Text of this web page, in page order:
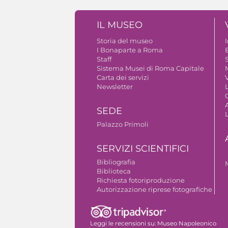
IL MUSEO
Storia del museo
I Bonaparte a Roma
Staff
Sistema Musei di Roma Capitale
Carta dei servizi
Newsletter
SEDE
Palazzo Primoli
SERVIZI SCIENTIFICI
Bibliografia
Biblioteca
Richiesta fotoriproduzione
Autorizzazione riprese fotografiche
Leggi le recensioni su: Museo Napoleonico